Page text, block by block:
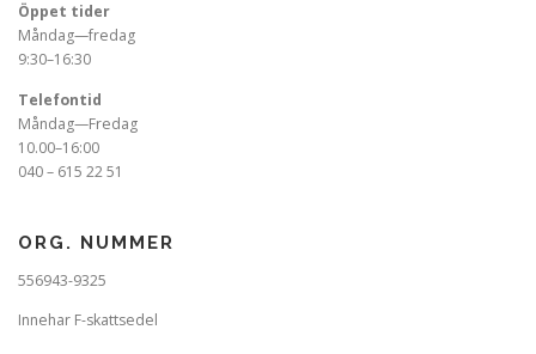
Öppet tider
Måndag—fredag
9:30–16:30
Telefontid
Måndag—Fredag
10.00–16:00
040 – 615 22 51
ORG. NUMMER
556943-9325
Innehar F-skattsedel